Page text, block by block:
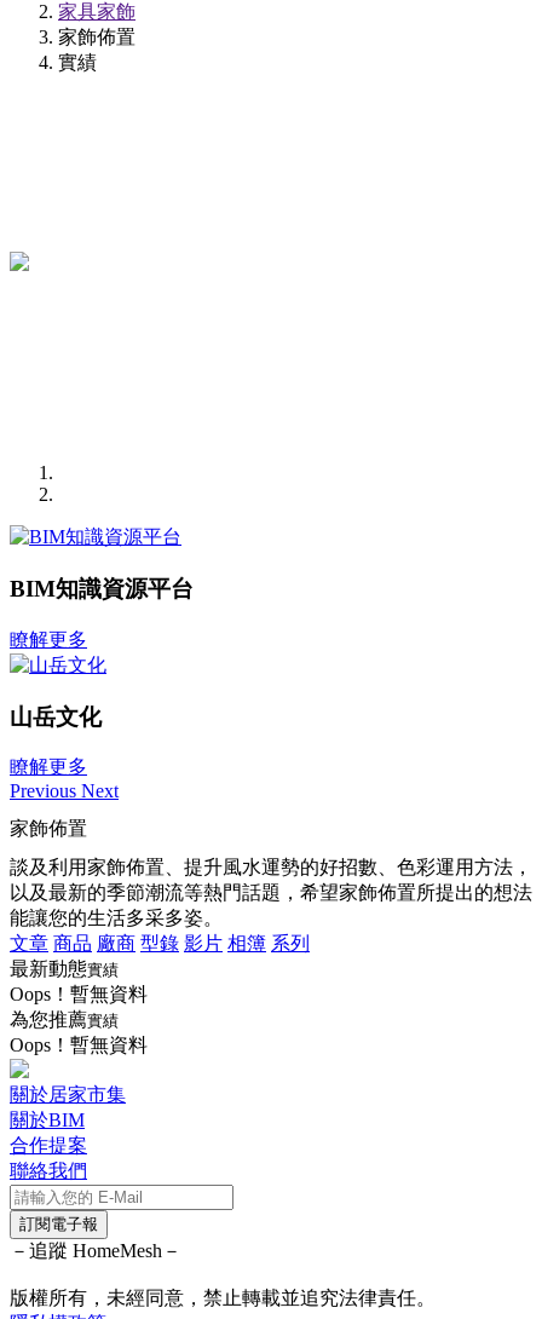
家具家飾
家飾佈置
實績
BIM知識資源平台
瞭解更多
山岳文化
瞭解更多
Previous Next
家飾佈置
談及利用家飾佈置、提升風水運勢的好招數、色彩運用方法，
以及最新的季節潮流等熱門話題，希望家飾佈置所提出的想法
能讓您的生活多采多姿。
文章 商品 廠商 型錄 影片 相簿 系列
最新動態實績
Oops！暫無資料
為您推薦實績
Oops！暫無資料
關於居家市集
關於BIM
合作提案
聯絡我們
訂閱電子報
－追蹤 HomeMesh－
版權所有，未經同意，禁止轉載並追究法律責任。